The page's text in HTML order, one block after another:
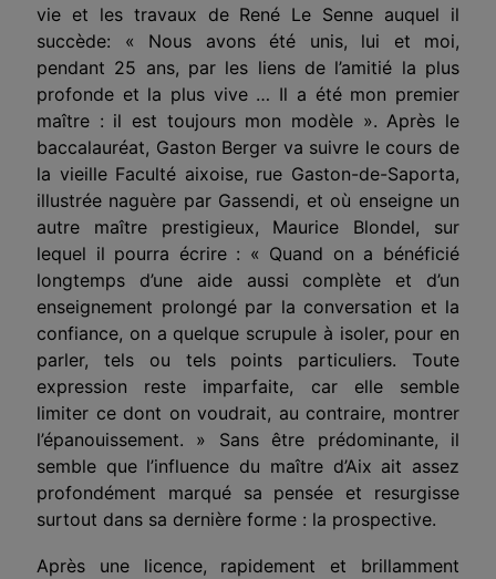
vie et les travaux de René Le Senne auquel il
succède: « Nous avons été unis, lui et moi,
pendant 25 ans, par les liens de l’amitié la plus
profonde et la plus vive … Il a été mon premier
maître : il est toujours mon modèle ». Après le
baccalauréat, Gaston Berger va suivre le cours de
la vieille Faculté aixoise, rue Gaston-de-Saporta,
illustrée naguère par Gassendi, et où enseigne un
autre maître prestigieux, Maurice Blondel, sur
lequel il pourra écrire : « Quand on a bénéficié
longtemps d’une aide aussi complète et d’un
enseignement prolongé par la conversation et la
confiance, on a quelque scrupule à isoler, pour en
parler, tels ou tels points particuliers. Toute
expression reste imparfaite, car elle semble
limiter ce dont on voudrait, au contraire, montrer
l’épanouissement. » Sans être prédominante, il
semble que l’influence du maître d’Aix ait assez
profondément marqué sa pensée et resurgisse
surtout dans sa dernière forme : la prospective.
Après une licence, rapidement et brillamment